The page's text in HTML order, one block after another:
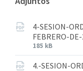
4-SESION-
FEBRERO-
185 kB
4.-SESION-